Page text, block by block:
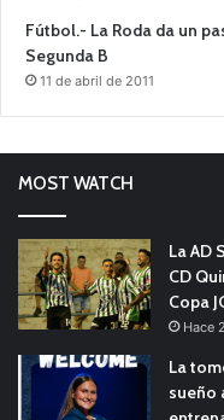
Fútbol.- La Roda da un
Segunda B
11 de abril de 2011
MOST WATCH
La AD
CD
Copa
Hace
La
sueño